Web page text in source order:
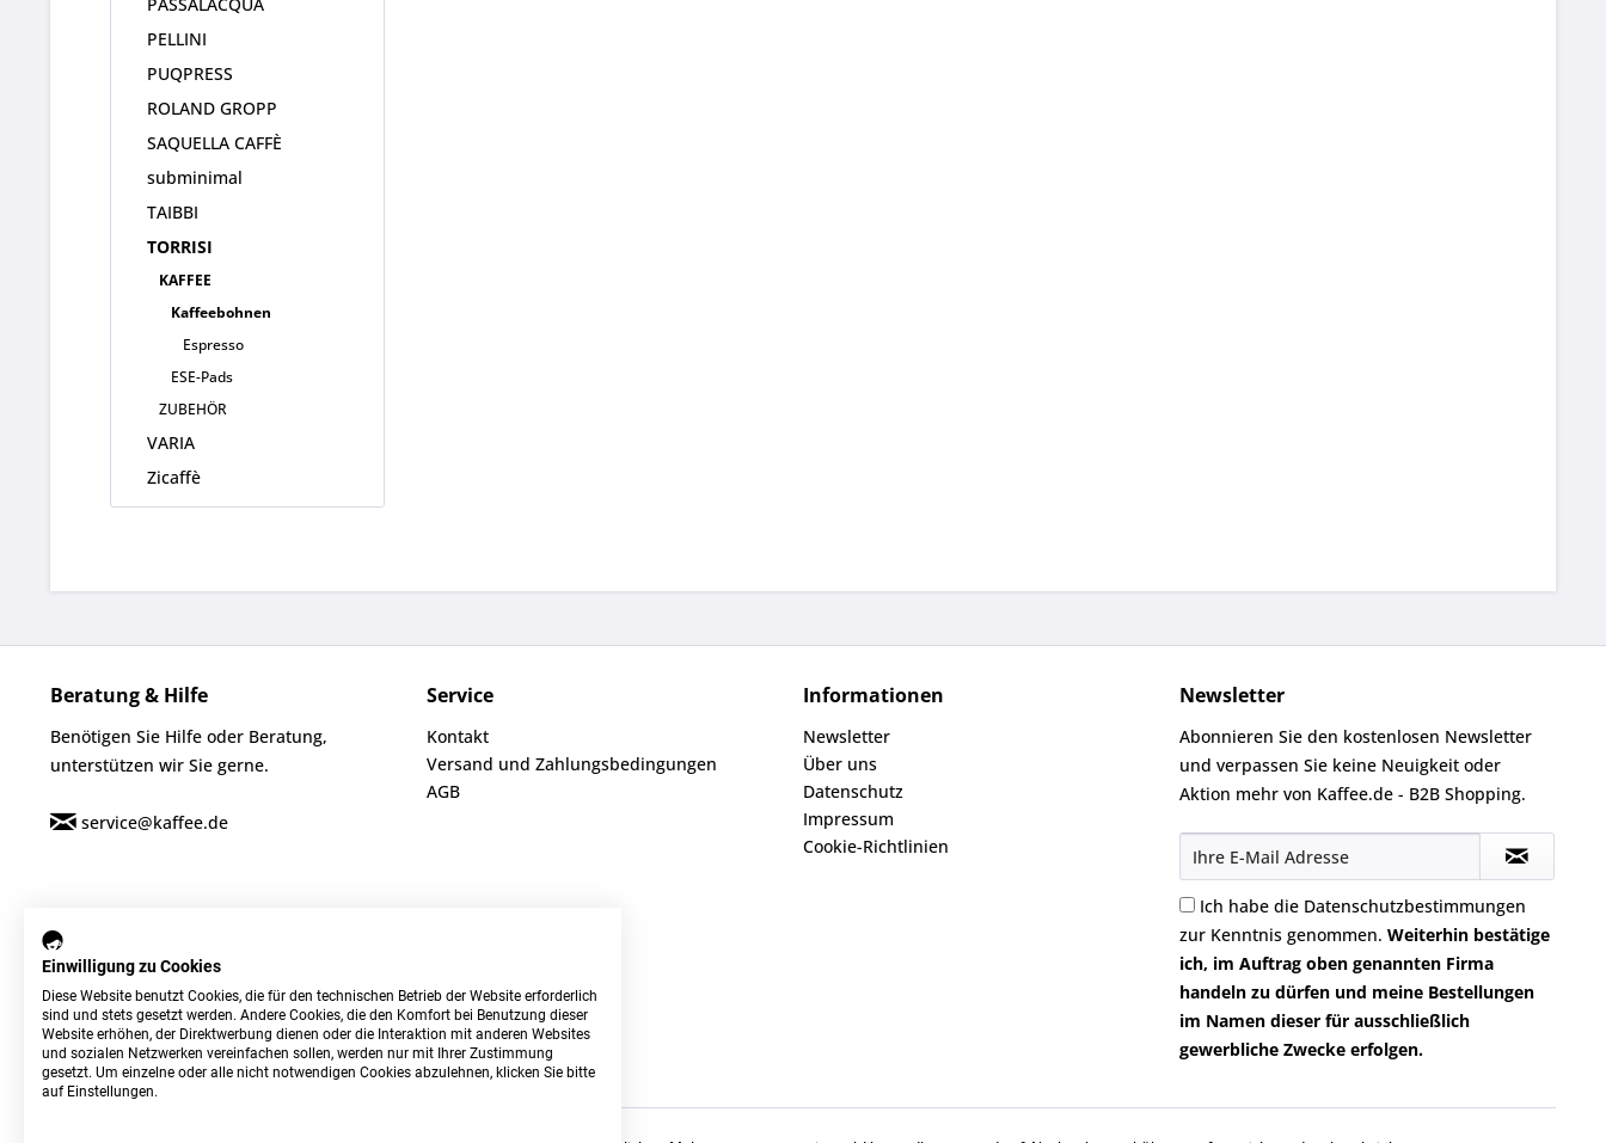
PELLINI
PUQPRESS
ROLAND GROPP
SAQUELLA CAFFÈ
subminimal
TAIBBI
TORRISI
KAFFEE
Kaffeebohnen
Espresso
ESE-Pads
ZUBEHÖR
VARIA
Zicaffè
Beratung & Hilfe
Benötigen Sie Hilfe oder Beratung,
unterstützen wir Sie gerne.
service@kaffee.de
Service
Kontakt
Versand und Zahlungsbedingungen
AGB
Informationen
Newsletter
Über uns
Datenschutz
Impressum
Cookie-Richtlinien
Newsletter
Abonnieren Sie den kostenlosen Newsletter
und verpassen Sie keine Neuigkeit oder
Aktion mehr von Kaffee.de - B2B Shopping.
Ich habe die Datenschutzbestimmungen
zur Kenntnis genommen. Weiterhin bestätige
ich, im Auftrag oben genannten Firma
handeln zu dürfen und meine Bestellungen
im Namen dieser für ausschließlich
gewerbliche Zwecke erfolgen.
Einwilligung zu Cookies
Diese Website benutzt Cookies, die für den technischen Betrieb der Website erforderlich
sind und stets gesetzt werden. Andere Cookies, die den Komfort bei Benutzung dieser
Website erhöhen, der Direktwerbung dienen oder die Interaktion mit anderen Websites
und sozialen Netzwerken vereinfachen sollen, werden nur mit Ihrer Zustimmung
gesetzt. Um einzelne oder alle nicht notwendigen Cookies abzulehnen, klicken Sie bitte
auf Einstellungen.